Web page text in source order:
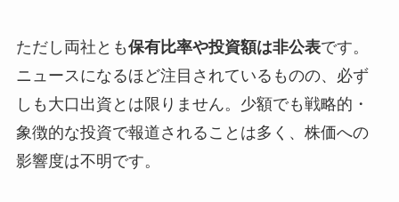
ただし両社とも保有比率や投資額は非公表です。
ニュースになるほど注目されているものの、必ず
しも大口出資とは限りません。少額でも戦略的・
象徴的な投資で報道されることは多く、株価への
影響度は不明です。